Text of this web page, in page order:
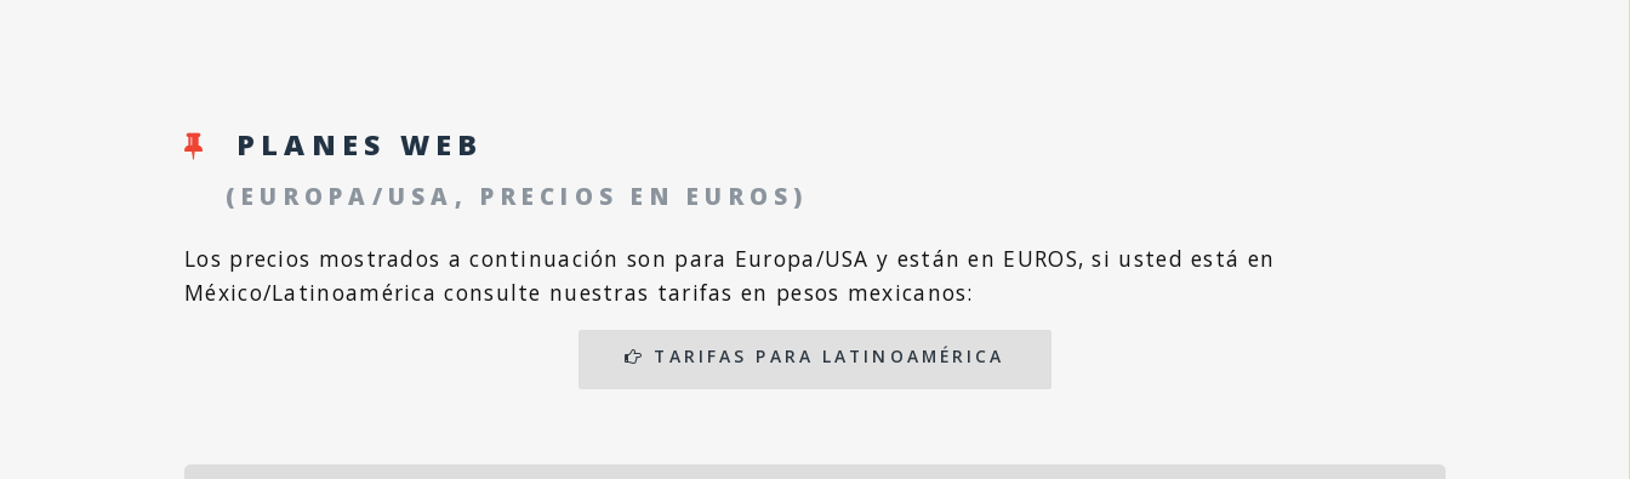
PLANES WEB
(EUROPA/USA, PRECIOS EN EUROS)
Los precios mostrados a continuación son para Europa/USA y están en EUROS, si usted está en
México/Latinoamérica consulte nuestras tarifas en pesos mexicanos:
TARIFAS PARA LATINOAMÉRICA